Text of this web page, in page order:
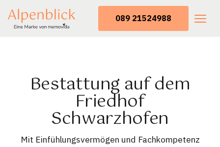
089 21524988
Bestattung auf dem
Friedhof
Schwarzhofen
Mit Einfühlungsvermögen und Fachkompetenz